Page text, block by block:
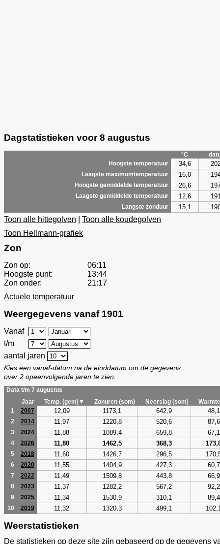
Dagstatistieken voor 8 augustus
°C
Hoogste temperatuur
34,6
Laagste maximumtemperatuur 16,0
Hoogste gemiddelde temperatuur 26,6
Laagste gemiddelde temperatuur 12,6
Langste zonduur 15,1
Toon alle hittegolven
Toon alle koudegolven
Toon Hellmann-grafiek
Zon
Zon op:
06:11
Hoogste punt:
13:44
Zon onder:
21:17
Actuele temperatuur
Weergegevens vanaf 1901
Vanaf
t/m
aantal jaren
Kies een vanaf-datum na de einddatum om de gegevens
over 2 opeenvolgende jaren te zien.
Data t/m 7 augustus
Jaar
Temp. (gem)▼ Zonuren (som) Neerslag (som)
1
2007 12,09 1173,1 642,9 48,1
2 2014 11,97 1220,8 520,6 87,6
3 2024 11,88 1089,4 659,8 67,1
4 2026 11,80 1462,5 368,3
5 2018 11,60 1426,7 296,5
6 2020 11,55 1404,9 427,3 60,7
7 2022 11,49 1509,8 443,8 66,9
8 2023 11,37 1282,2 567,2 92,2
9 2025 11,34 1530,9 310,1 89,4
10 2019 11,32 1320,3 499,1
Weerstatistieken
De statistieken op deze site zijn gebaseerd op de gegevens